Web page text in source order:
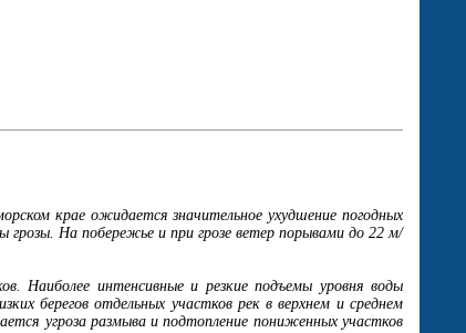
крае ожидается значительное ухудшение погодных
На побережье и при грозе ветер порывами до 22 м/
Наиболее интенсивные и резкие подъемы уровня воды
берегов отдельных участков рек в верхнем и среднем
угроза размыва и подтопление пониженных участков